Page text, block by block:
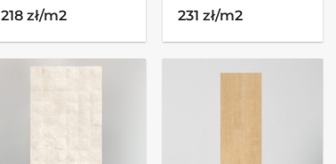
218 zł/m2 231 zł/m2